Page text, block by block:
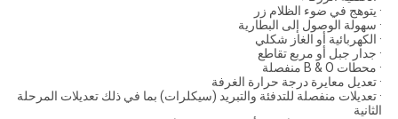
· يتوهج في ضوء الظلام زر
· سهولة الوصول إلى البطارية
· الكهربائية أو الغاز شكلي
· جدار جبل أو مربع تقاطع
· محطات B & O منفصلة
· تعديل معايرة درجة حرارة الغرفة
· تعديلات منفصلة للتدفئة والتبريد (سيكلرات) بما في ذلك تعديلات المرحلة
الثانية